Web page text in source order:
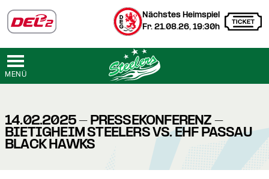
Nächstes Heimspiel
Fr. 21.08.26, 19:30h
MENÜ
14.02.2025 - PRESSEKONFERENZ -
BIETIGHEIM STEELERS VS. EHF PASSAU
BLACK HAWKS